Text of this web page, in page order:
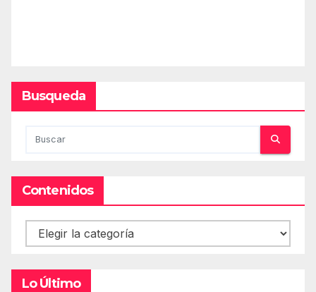
Busqueda
Contenidos
Contenidos
Lo Último